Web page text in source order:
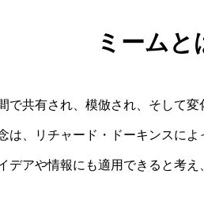
ミームと
で共有され、模倣され、そして
は、リチャード・ドーキンスに
デアや情報にも適用できると考え